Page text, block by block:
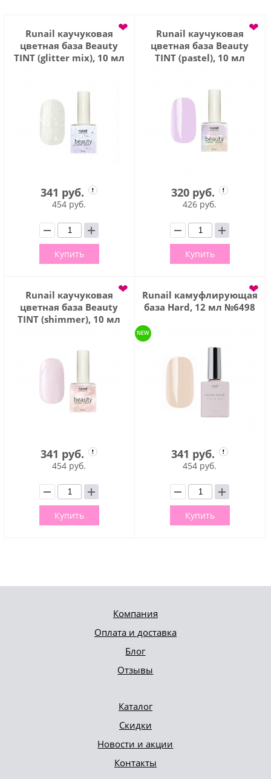
Runail каучуковая
цветная база Beauty
TINT (glitter mix), 10 мл
❤
341 руб.
454 руб.
Купить
Runail каучуковая
цветная база Beauty
TINT (pastel), 10 мл
❤
320 руб.
426 руб.
Купить
Runail каучуковая
цветная база Beauty
TINT (shimmer), 10 мл
❤
341 руб.
454 руб.
Купить
Runail камуфлирующая
база Hard, 12 мл №6498
NEW
❤
341 руб.
454 руб.
Купить
Компания
Оплата и доставка
Блог
Отзывы
Каталог
Скидки
Новости и акции
Контакты